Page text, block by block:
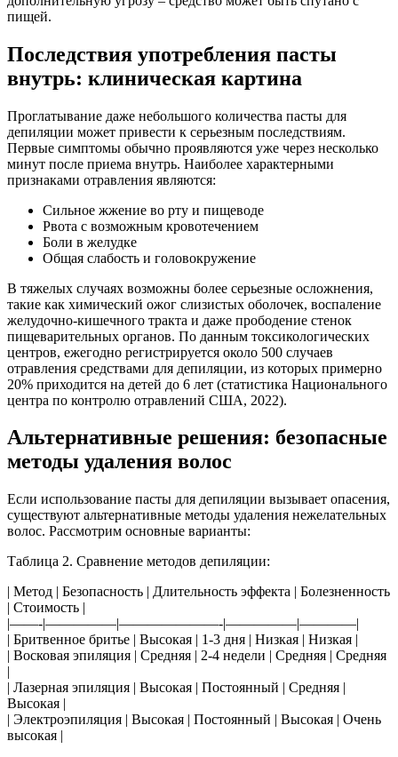
пищей.
Последствия употребления пасты
внутрь: клиническая картина
Проглатывание даже небольшого количества пасты для
депиляции может привести к серьезным последствиям.
Первые симптомы обычно проявляются уже через несколько
минут после приема внутрь. Наиболее характерными
признаками отравления являются:
Сильное жжение во рту и пищеводе
Рвота с возможным кровотечением
Боли в желудке
Общая слабость и головокружение
В тяжелых случаях возможны более серьезные осложнения,
такие как химический ожог слизистых оболочек, воспаление
желудочно-кишечного тракта и даже прободение стенок
пищеварительных органов. По данным токсикологических
центров, ежегодно регистрируется около 500 случаев
отравления средствами для депиляции, из которых примерно
20% приходится на детей до 6 лет (статистика Национального
центра по контролю отравлений США, 2022).
Альтернативные решения: безопасные
методы удаления волос
Если использование пасты для депиляции вызывает опасения,
существуют альтернативные методы удаления нежелательных
волос. Рассмотрим основные варианты:
Таблица 2. Сравнение методов депиляции:
| Метод | Безопасность | Длительность эффекта | Болезненность
| Стоимость |
|——-|—————|———————-|—————|————|
| Бритвенное бритье | Высокая | 1-3 дня | Низкая | Низкая |
| Восковая эпиляция | Средняя | 2-4 недели | Средняя | Средняя
|
| Лазерная эпиляция | Высокая | Постоянный | Средняя |
Высокая |
| Электроэпиляция | Высокая | Постоянный | Высокая | Очень
высокая |